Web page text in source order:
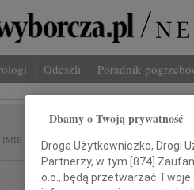
Odeszli Poradnik
IMIĘ I NAZWISKO: Wojciech
REGION: Warszawa
Dbamy o Twoją prywatność
Droga Użytkowniczko, Drogi
Partnerzy, w tym [ 874 ]
o.o., będą przetwarzać Twoje